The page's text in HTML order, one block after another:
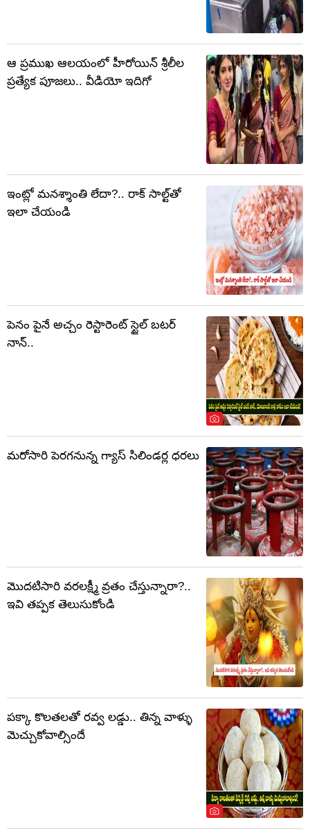
ఆ ప్రముఖ ఆలయంలో హీరోయిన్ శ్రీలీల
ప్రత్యేక పూజలు.. వీడియో ఇదిగో
ఇంట్లో మనశ్శాంతి లేదా?.. రాక్ సాల్ట్‌తో
ఇలా చేయండి
పెనం పైనే అచ్చం రెస్టారెంట్ స్టైల్ బటర్
నాన్..
మరోసారి పెరగనున్న గ్యాస్ సిలిండర్ల ధరలు
మొదటిసారి వరలక్ష్మీ వ్రతం చేస్తున్నారా?..
ఇవి తప్పక తెలుసుకోండి
పక్కా కొలతలతో రవ్వ లడ్డు.. తిన్న వాళ్ళు
మెచ్చుకోవాల్సిందే